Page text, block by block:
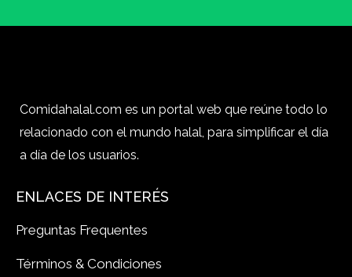
Comidahalal.com es un portal web que reúne todo lo
relacionado con el mundo halal, para simplificar el día
a día de los usuarios.
ENLACES DE INTERÉS
Preguntas Frequentes
Términos & Condiciones